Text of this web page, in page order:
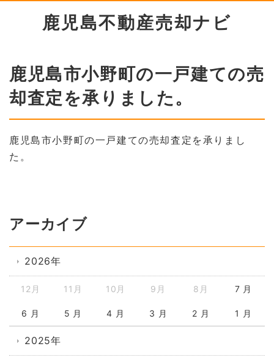
鹿児島不動産売却ナビ
鹿児島市小野町の一戸建ての売
却査定を承りました。
鹿児島市小野町の一戸建ての売却査定を承りまし
た。
アーカイブ
2026年
12月 11月 10月 9月 8月 7 月
6 月 5 月 4 月 3 月 2 月 1 月
2025年